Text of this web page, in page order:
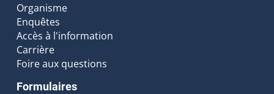
Organisme
Enquêtes
Accès à l'information
Carrière
Foire aux questions
Formulaires